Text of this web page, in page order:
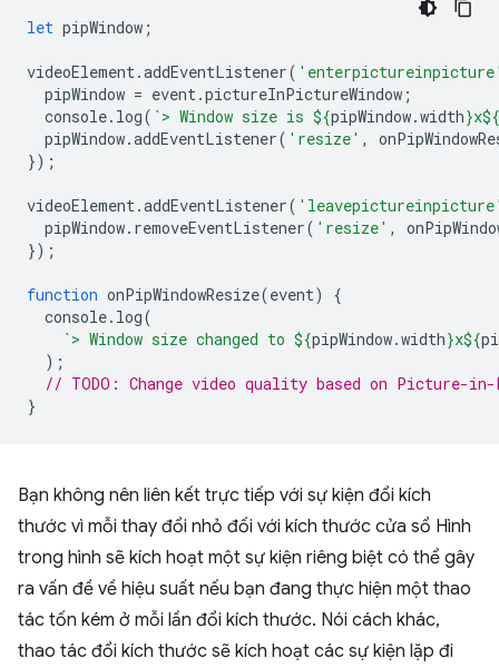
let pipWindow ;
videoElement.addEventListener(
pipWindow = event.pictureInPictureWindow ;
console. log( `> Window size is ${pipWindow.width}x${
pipWindow.addEventListener( 'resize' ,
});
videoElement.addEventListener(
pipWindow. removeEventListener( 'resize' ,
});
function onPipWindowResize(event)
{
console. log(
`> Window size changed to ${pipWindow.width}x${
);
// TODO: Change video quality based on Picture-
}
Bạn không nên liên kết trực tiếp với sự kiện đổi kích
thước vì mỗi thay đổi nhỏ đối với kích thước cửa sổ Hình
trong hình sẽ kích hoạt một sự kiện riêng biệt có thể gây
ra vấn đề về hiệu suất nếu bạn đang thực hiện một thao
tác tốn kém ở mỗi lần đổi kích thước. Nói cách khác,
thao tác đổi kích thước sẽ kích hoạt các sự kiện lặp đi